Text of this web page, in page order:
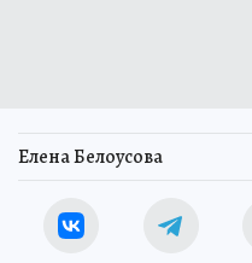
Елена Белоусова